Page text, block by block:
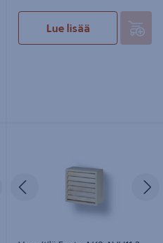
Lue lisää
SeuraavaEdellinen